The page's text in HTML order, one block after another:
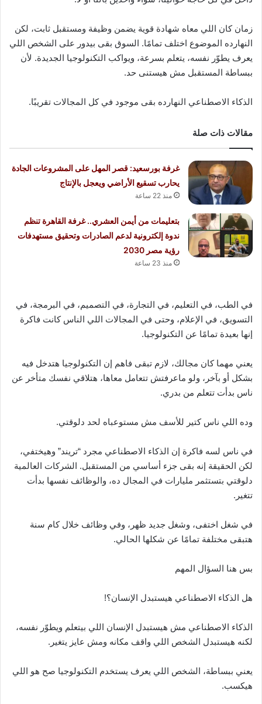
زمان كان اللي معاه شهادة قوية يضمن وظيفة ومستقبل ثابت، لكن
النهارده الموضوع اختلف تمامًا. السوق بقى بيدور على الشخص اللي
يعرف يطوّر نفسه، يتعلم بسرعة، ويواكب التكنولوجيا الجديدة. لأن
ببساطة المستقبل مش هيستنى حد.
الذكاء الاصطناعي النهارده بقى موجود في كل المجالات تقريبًا.
مقالات ذات صلة
غرفة بورسعيد: قصر المهل على المشروعات الجادة
يحارب تسقيع الأراضي ويعجل بالإنتاج
منذ 22 ساعة
بتعليمات من أيمن العشري.. غرفة القاهرة تنظم
ندوة إلكترونية لدعم الصادرات وتحقيق مستهدفات
رؤية مصر 2030
منذ 23 ساعة
في الطب، في التعليم، في التجارة، في التصميم، في البرمجة، في
التسويق، في الإعلام، وحتى في المجالات اللي الناس كانت فاكرة
إنها بعيدة تمامًا عن التكنولوجيا.
يعني مهما كان مجالك، لازم تبقى فاهم إن التكنولوجيا هتدخل فيه
بشكل أو بآخر، ولو ماعرفتش تتعامل معاها، هتلاقي نفسك متأخر عن
ناس بدأت تتعلم من بدري.
وده اللي ناس كتير للأسف مش مستوعباه لحد دلوقتي.
في ناس لسه فاكرة إن الذكاء الاصطناعي مجرد “تريند” وهيختفي،
لكن الحقيقة إنه بقى جزء أساسي من المستقبل. الشركات العالمية
دلوقتي بتستثمر مليارات في المجال ده، والوظائف نفسها بدأت
تتغير.
في شغل اختفى، وشغل جديد ظهر، وفي وظائف خلال كام سنة
هتبقى مختلفة تمامًا عن شكلها الحالي.
بس هنا السؤال المهم
هل الذكاء الاصطناعي هيستبدل الإنسان؟!
الذكاء الاصطناعي مش هيستبدل الإنسان اللي بيتعلم ويطوّر نفسه،
لكنه هيستبدل الشخص اللي واقف مكانه ومش عايز يتغير.
يعني ببساطة، الشخص اللي يعرف يستخدم التكنولوجيا صح هو اللي
هيكسب.